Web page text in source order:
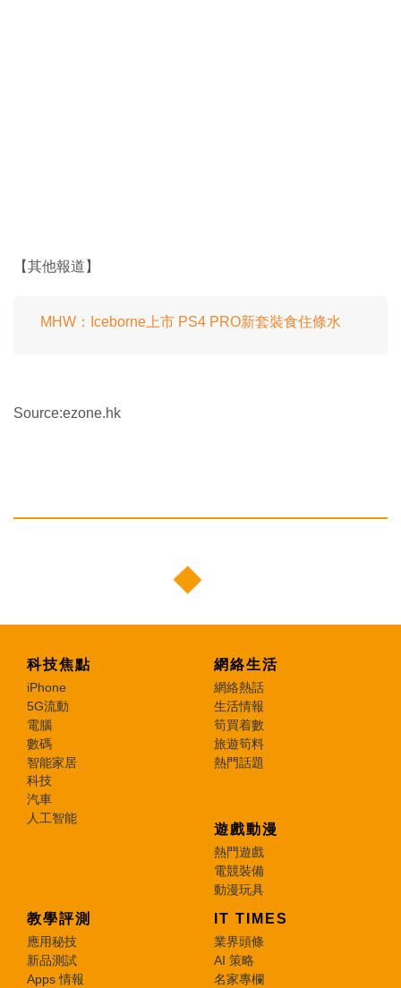
【其他報道】
MHW：Iceborne上市 PS4 PRO新套裝食住條水
Source:ezone.hk
科技焦點
iPhone
5G流動
電腦
數碼
智能家居
科技
汽車
人工智能
網絡生活
網絡熱話
生活情報
筍買着數
旅遊筍料
熱門話題
遊戲動漫
熱門遊戲
電競裝備
動漫玩具
教學評測
應用秘技
新品測試
Apps 情報
IT TIMES
業界頭條
AI 策略
名家專欄